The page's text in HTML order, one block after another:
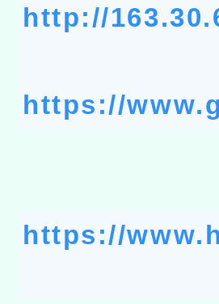
薪期間赴陸
轉知經濟部
用水績優單
桃園市孔
2026年桃
http://
https://
https://